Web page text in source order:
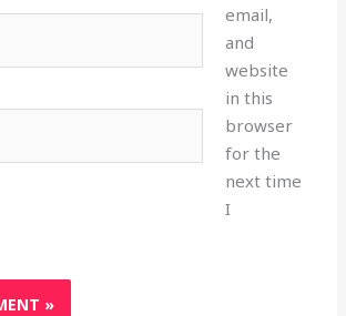
email,
and
website
in this
browser
for the
next time
I